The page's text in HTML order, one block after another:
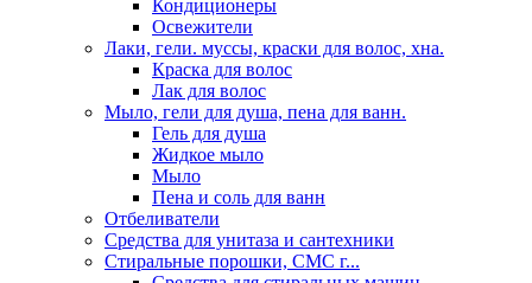
Кондиционеры
Освежители
Лаки, гели. муссы, краски для волос, хна.
Краска для волос
Лак для волос
Мыло, гели для душа, пена для ванн.
Гель для душа
Жидкое мыло
Мыло
Пена и соль для ванн
Отбеливатели
Средства для унитаза и сантехники
Стиральные порошки, СМС г...